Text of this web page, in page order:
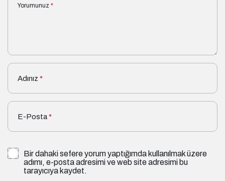
Yorumunuz *
Adınız *
E-Posta*
Bir dahaki sefere yorum yaptığımda kullanılmak üzere
adımı, e-posta adresimi ve web site adresimi bu
tarayıcıya kaydet.